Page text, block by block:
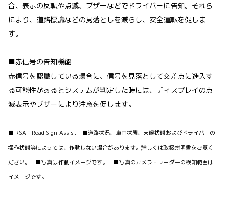
合、表示の反転や点滅、ブザーなどでドライバーに告知。それら
により、道路標識などの見落としを減らし、安全運転を促しま
す。
■赤信号の告知機能
赤信号を認識している場合に、信号を見落として交差点に進入す
る可能性があるとシステムが判定した時には、ディスプレイの点
滅表示やブザーにより注意を促します。
■ RSA：Road Sign Assist ■道路状況、車両状態、天候状態およびドライバーの
操作状態等によっては、作動しない場合があります。詳しくは取扱説明書をご覧く
ださい。 ■写真は作動イメージです。 ■写真のカメラ・レーダーの検知範囲は
イメージです。